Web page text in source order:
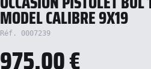
MODEL CALIBRE 9X19
Réf. 0007239
975,00 €